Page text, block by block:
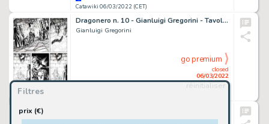
Filtres
réinitialiser
prix (€)
Catawiki 06/03/2022 (CET)
Dragonero n. 10 - Gianluigi Gregorini - Tavola Originale "Le fosse dei Fargh" - Page volante - Exemplaire unique - (2014)
Gianluigi Gregorini
closed
06/03/2022
go premium
Germano Bonazzi